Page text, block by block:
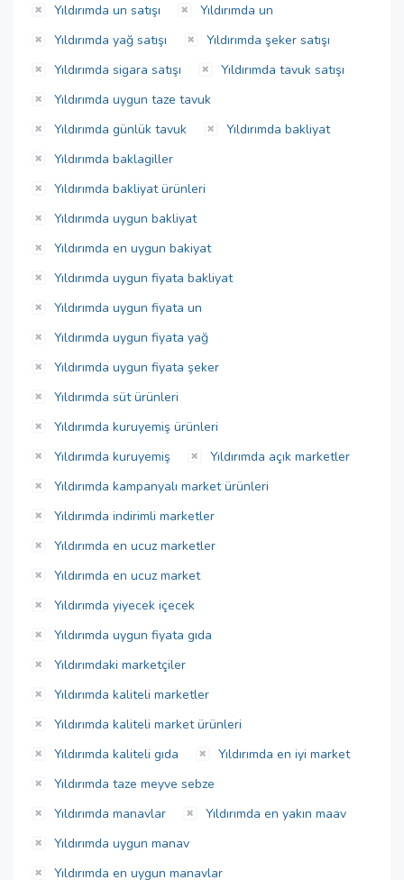
Yıldırımda un satışı
Yıldırımda un
Yıldırımda yağ satışı
Yıldırımda şeker satışı
Yıldırımda sigara satışı
Yıldırımda tavuk satışı
Yıldırımda uygun taze tavuk
Yıldırımda günlük tavuk
Yıldırımda bakliyat
Yıldırımda baklagiller
Yıldırımda bakliyat ürünleri
Yıldırımda uygun bakliyat
Yıldırımda en uygun bakiyat
Yıldırımda uygun fiyata bakliyat
Yıldırımda uygun fiyata un
Yıldırımda uygun fiyata yağ
Yıldırımda uygun fiyata şeker
Yıldırımda süt ürünleri
Yıldırımda kuruyemiş ürünleri
Yıldırımda kuruyemiş
Yıldırımda açık marketler
Yıldırımda kampanyalı market ürünleri
Yıldırımda indirimli marketler
Yıldırımda en ucuz marketler
Yıldırımda en ucuz market
Yıldırımda yiyecek içecek
Yıldırımda uygun fiyata gıda
Yıldırımdaki marketçiler
Yıldırımda kaliteli marketler
Yıldırımda kaliteli market ürünleri
Yıldırımda kaliteli gıda
Yıldırımda en iyi market
Yıldırımda taze meyve sebze
Yıldırımda manavlar
Yıldırımda en yakın maav
Yıldırımda uygun manav
Yıldırımda en uygun manavlar